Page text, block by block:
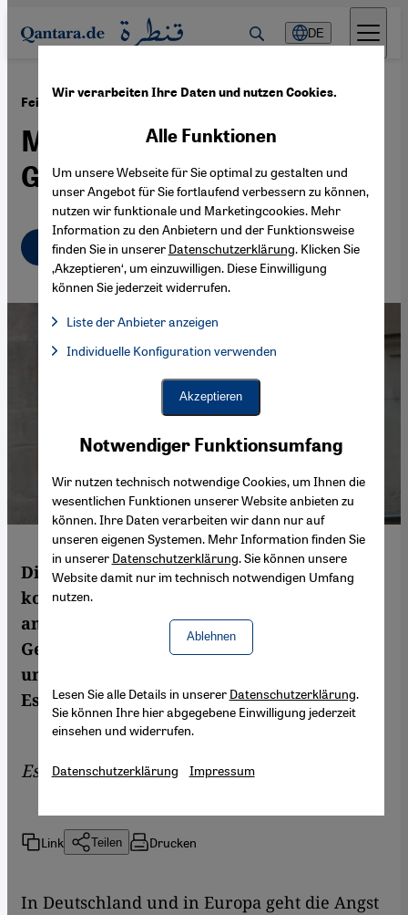
Direkt zum Inhalt springen
DE
Feindbild Islam ·22.02.2017
Muslime unter
Generalverdacht
Deutsch English عربي
Die Angst vor dem Islam ist sozial
konstruiert und angedockt an etablierte
anti-muslimische Rassismen, die in der
Gesellschaft verankert sind – und die Islam
und Islamismus pauschal gleichsetzen. Ein
Essay von Andreas Bock
Essay vonAndreas Bock
Link Teilen Drucken
In Deutschland und in Europa geht die Angst
Wir verarbeiten Ihre Daten und nutzen Cookies.
Notwendiger Funktionsumfang
Wir nutzen technisch notwendige Cookies, um Ihnen die
wesentlichen Funktionen unserer Website anbieten zu
können. Ihre Daten verarbeiten wir dann nur auf
unseren eigenen Systemen. Mehr Information finden Sie
in unserer Datenschutzerklärung. Sie können unsere
Website damit nur im technisch notwendigen Umfang
nutzen.
Ablehnen
Alle Funktionen
Um unsere Webseite für Sie optimal zu gestalten und
unser Angebot für Sie fortlaufend verbessern zu können,
nutzen wir funktionale und Marketingcookies. Mehr
Information zu den Anbietern und der Funktionsweise
finden Sie in unserer Datenschutzerklärung. Klicken Sie
‚Akzeptieren‘, um einzuwilligen. Diese Einwilligung
können Sie jederzeit widerrufen.
Liste der Anbieter anzeigen
Facebook Embed / Facebook Connect, Google Maps Embed,
Facebook Embed / Facebook Connect
Google Maps Embed
Individuelle Konfiguration verwenden
Akzeptieren
Lesen Sie alle Details in unserer Datenschutzerklärung.
Sie können Ihre hier abgegebene Einwilligung jederzeit
einsehen und widerrufen.
Datenschutzerklärung Impressum